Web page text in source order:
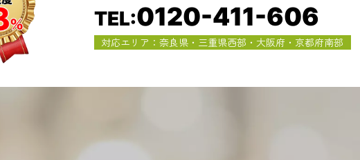
TEL:0120-411-606
対応エリア：奈良県・三重県西部・大阪府・京都府南部